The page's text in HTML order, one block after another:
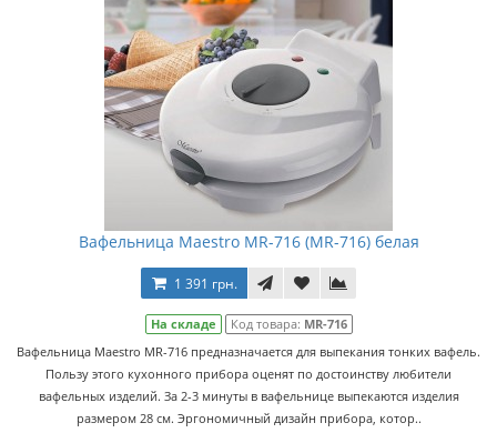
Вафельница Maestro MR-716 (MR-716) белая
1 391 грн.
На складе Код товара: MR-716
Вафельница Maestro MR-716 предназначается для выпекания тонких вафель.
Пользу этого кухонного прибора оценят по достоинству любители
вафельных изделий. За 2-3 минуты в вафельнице выпекаются изделия
размером 28 см. Эргономичный дизайн прибора, котор..